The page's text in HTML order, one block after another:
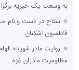
به وسعت یک خیریه
سلاح در دست و نام
فاطمیون اشکنان
روایت مادر شهیده
مظلومیت مادران غزه